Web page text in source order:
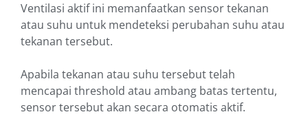
Ventilasi aktif ini memanfaatkan sensor tekanan
atau suhu untuk mendeteksi perubahan suhu atau
tekanan tersebut.
Apabila tekanan atau suhu tersebut telah
mencapai threshold atau ambang batas tertentu,
sensor tersebut akan secara otomatis aktif.